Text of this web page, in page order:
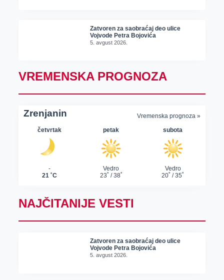
Zatvoren za saobraćaj deo ulice
Vojvode Petra Bojovića
5. avgust 2026.
VREMENSKA PROGNOZA
NAJČITANIJE VESTI
Zatvoren za saobraćaj deo ulice
Vojvode Petra Bojovića
5. avgust 2026.